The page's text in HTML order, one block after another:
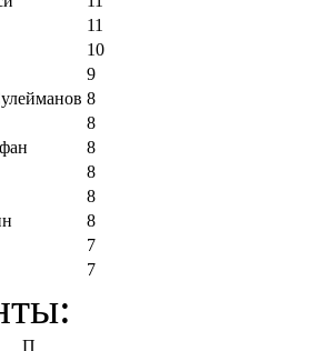
11
10
9
8
8
8
8
8
8
7
7
П